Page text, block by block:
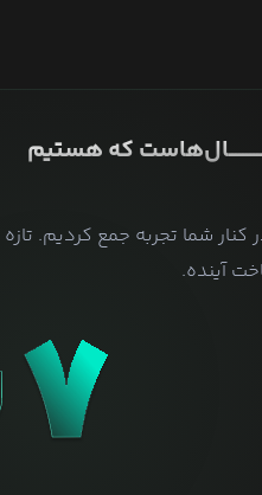
که هستیم
کنار شما تجربه جمع کردیم.
آینده.